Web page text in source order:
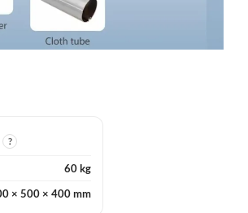
?
60 kg
× 500 × 400 mm